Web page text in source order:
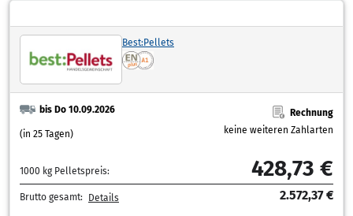
Best:Pellets
bis Do 10.09.2026
(in 25 Tagen)
Rechnung
keine weiteren Zahlarten
1000 kg Pelletspreis: 428,73 €
Brutto gesamt: Details 2.572,37 €